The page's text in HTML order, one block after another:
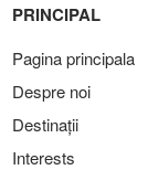
PRINCIPAL
Pagina principala
Despre noi
Destinații
Interests